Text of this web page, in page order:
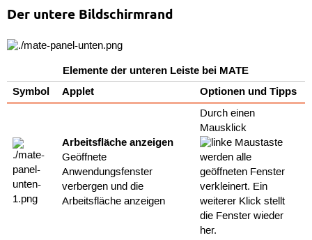
Der untere Bildschirmrand
Elemente der unteren Leiste bei MATE
Symbol
Applet Optionen und Tipps
Arbeitsfläche anzeigen
Geöffnete
Anwendungsfenster
verbergen und die
Arbeitsfläche anzeigen
Durch einen
Mausklick
werden alle
geöffneten Fenster
verkleinert. Ein
weiterer Klick stellt
die Fenster wieder
her.